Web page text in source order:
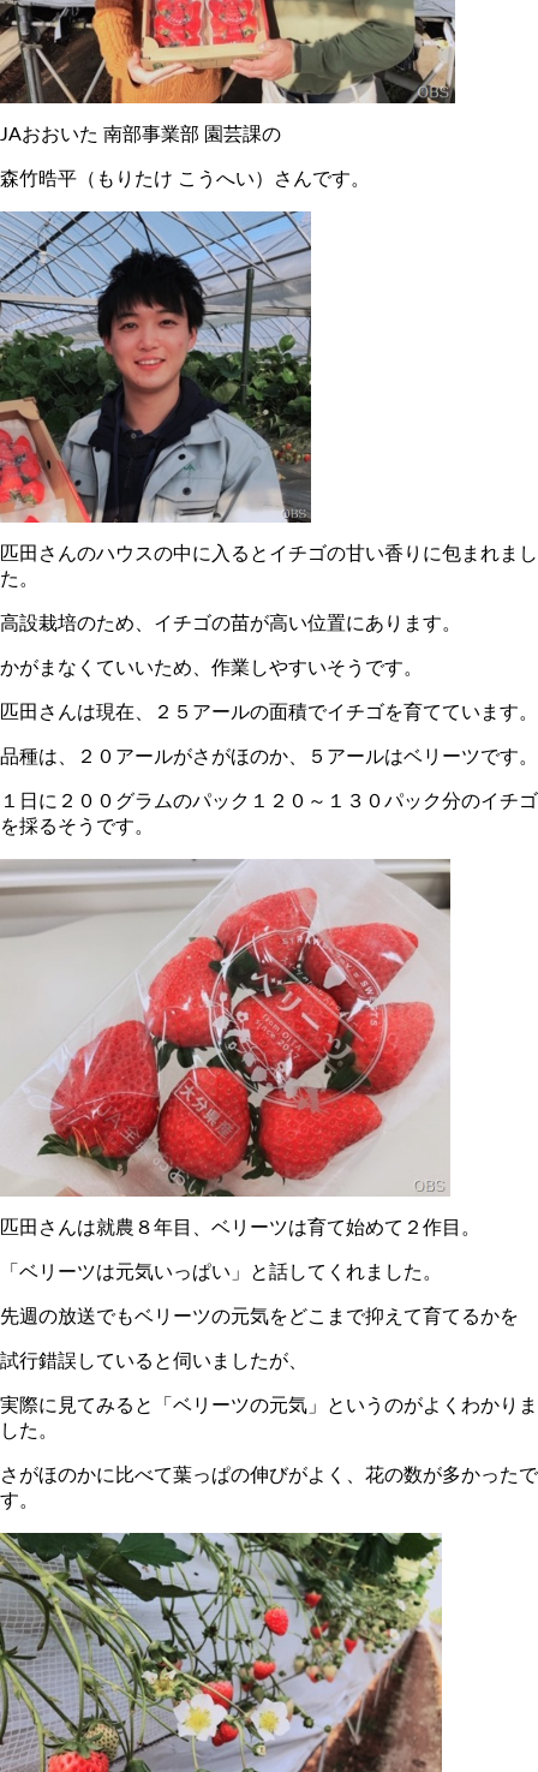
JAおおいた 南部事業部 園芸課の
森竹晧平（もりたけ こうへい）さんです。
匹田さんのハウスの中に入るとイチゴの甘い香りに包まれまし
た。
高設栽培のため、イチゴの苗が高い位置にあります。
かがまなくていいため、作業しやすいそうです。
匹田さんは現在、２５アールの面積でイチゴを育てています。
品種は、２０アールがさがほのか、５アールはベリーツです。
１日に２００グラムのパック１２０～１３０パック分のイチゴ
を採るそうです。
匹田さんは就農８年目、ベリーツは育て始めて２作目。
「ベリーツは元気いっぱい」と話してくれました。
先週の放送でもベリーツの元気をどこまで抑えて育てるかを
試行錯誤していると伺いましたが、
実際に見てみると「ベリーツの元気」というのがよくわかりま
した。
さがほのかに比べて葉っぱの伸びがよく、花の数が多かったで
す。